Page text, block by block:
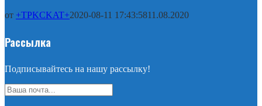
от +TPKCKAT+2020-08-11 17:43:5811.08.2020
Рассылка
Подписывайтесь на нашу рассылку!